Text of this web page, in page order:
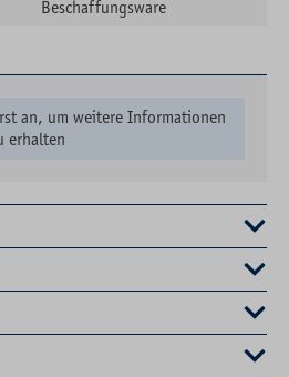
Beschaffungsware
an, um weitere Informationen
erhalten